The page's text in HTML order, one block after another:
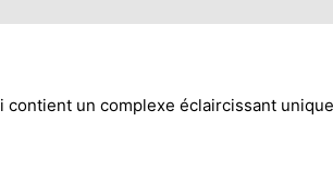
un complexe éclaircissant